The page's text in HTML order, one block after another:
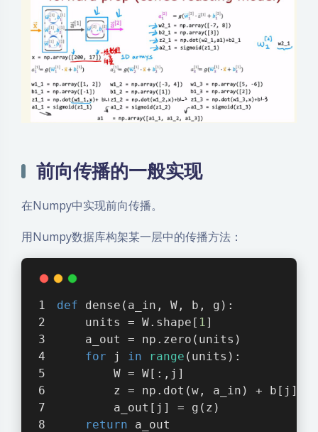
前向传播的一般实现
在Numpy中实现前向传播。
用Numpy数据库构架某一层中的传播方法：
def dense ( a_in, W, b, g ):
    units = W.shape[
1 ]
    a_out = np.zero(units)
for j in range (units):
        W = W[:,j]
        z = np.dot(w, a_in) + b[j]
        a_out[j] = g(z)
return a_out